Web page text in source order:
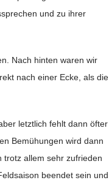
und zu ihrer
Nach hinten waren wir
nach einer Ecke, als die
letztlich fehlt dann öfter
Bemühungen wird dann
trotz allem sehr zufrieden
beendet sein und